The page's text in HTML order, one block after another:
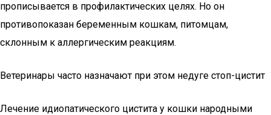
прописывается в профилактических целях. Но он
противопоказан беременным кошкам, питомцам,
склонным к аллергическим реакциям.
Ветеринары часто назначают при этом недуге стоп-цистит
Лечение идиопатического цистита у кошки народными